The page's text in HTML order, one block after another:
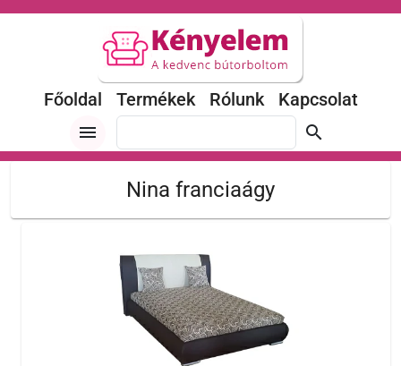
Főoldal Termékek Rólunk
Kapcsolat
menu
search
Nina franciaágy